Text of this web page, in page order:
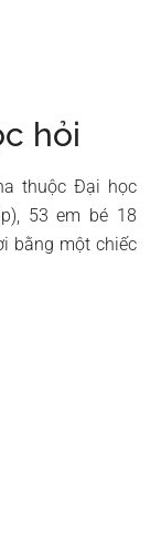
hỏi
thuộc Đại học
53 em bé 18
bằng một chiếc